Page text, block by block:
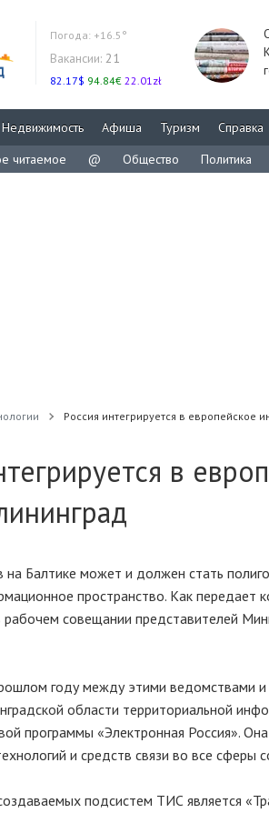
Погода: +16.5°
Вакансии: 21
82.17$ 94.84€ 22.01zł
Недвижимость Афиша Туризм Справка
читаемое @ Общество Политика
Россия интегрируется в европейское
в
на Балтике может и должен стать
пространство. Как передает
совещании представителей
году между этими ведомствами
области территориальной
программы «Электронная Россия».
и средств связи во все сферы
подсистем ТИС является